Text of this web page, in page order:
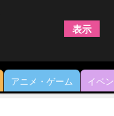
アニメ・ゲーム イベ
表示